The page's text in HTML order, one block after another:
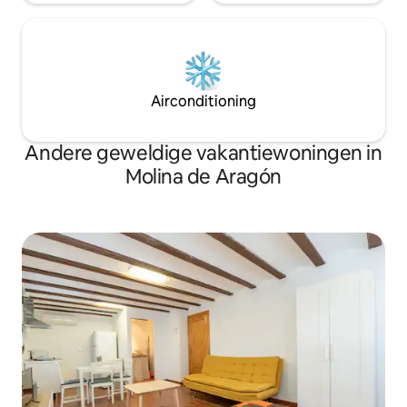
Airconditioning
Andere geweldige vakantiewoningen in
Molina de Aragón